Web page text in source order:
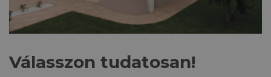
Válasszon tudatosan!